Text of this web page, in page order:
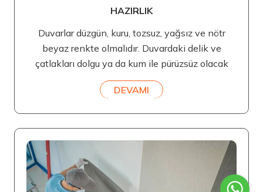
HAZIRLIK
Duvarlar düzgün, kuru, tozsuz, yağsız ve nötr
beyaz renkte olmalıdır. Duvardaki delik ve
çatlakları dolgu ya da kum ile pürüzsüz olacak
DEVAMI